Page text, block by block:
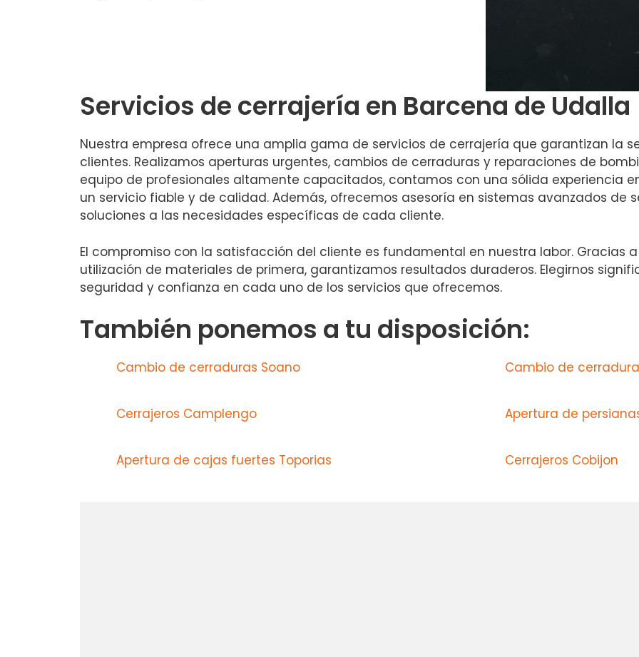
Servicios de cerrajería en Barcena de Udalla
Nuestra empresa ofrece una amplia gama de servicios de cerrajería que garantizan la
clientes. Realizamos aperturas urgentes, cambios de cerraduras y reparaciones de
equipo de profesionales altamente capacitados, contamos con una sólida experiencia
un servicio fiable y de calidad. Además, ofrecemos asesoría en sistemas avanzados de
soluciones a las necesidades específicas de cada cliente.
El compromiso con la satisfacción del cliente es fundamental en nuestra labor. Gracias
utilización de materiales de primera, garantizamos resultados duraderos. Elegirnos
seguridad y confianza en cada uno de los servicios que ofrecemos.
También ponemos a tu disposición:
Cambio de cerraduras Soano Cambio de
Cerrajeros Camplengo Apertura de
Apertura de cajas fuertes Toporias Cerrajeros Cobijon